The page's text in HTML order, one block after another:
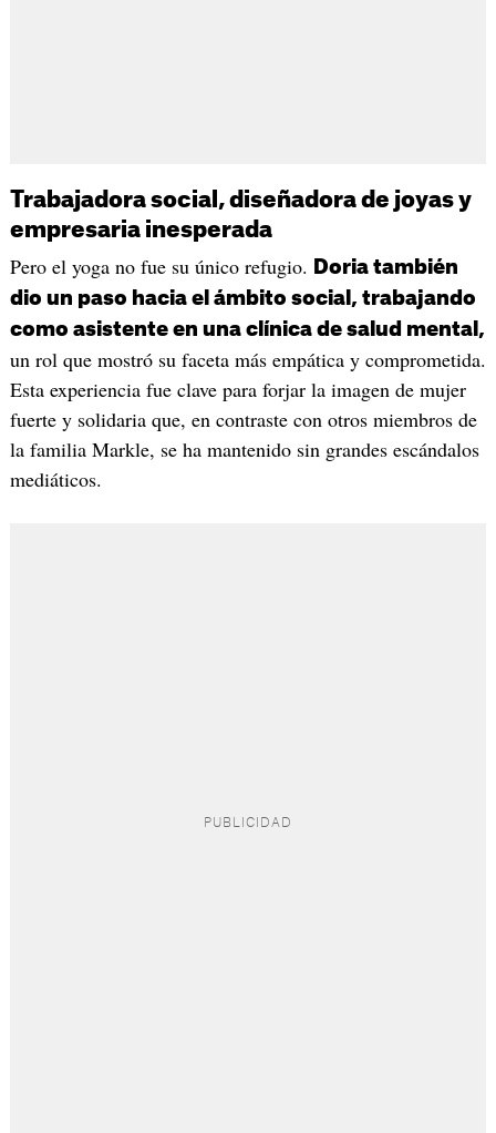
Trabajadora social, diseñadora de joyas y
empresaria inesperada
Pero el yoga no fue su único refugio.
Doria también
dio un paso hacia el ámbito social, trabajando
como asistente en una clínica de salud mental,
un rol que mostró su faceta más empática y comprometida.
Esta experiencia fue clave para forjar la imagen de mujer
fuerte y solidaria que, en contraste con otros miembros de
la familia Markle, se ha mantenido sin grandes escándalos
mediáticos.